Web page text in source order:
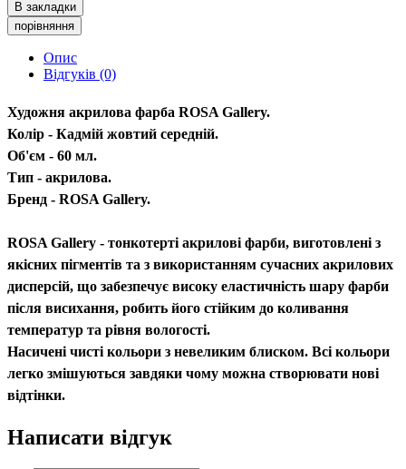
В закладки
порівняння
Опис
Відгуків (0)
Художня акрилова фарба ROSA Gallery.
Колір - Кадмій жовтий середній.
Об'єм - 60 мл.
Тип - акрилова.
Бренд - ROSA Gallery.
ROSA Gallery - тонкотерті акрилові фарби, виготовлені з
якісних пігментів та з використанням сучасних акрилових
дисперсій, що забезпечує високу еластичність шару фарби
після висихання, робить його стійким до коливання
температур та рівня вологості.
Насичені чисті кольори з невеликим блиском. Всі кольори
легко змішуються завдяки чому можна створювати нові
відтінки.
Написати відгук